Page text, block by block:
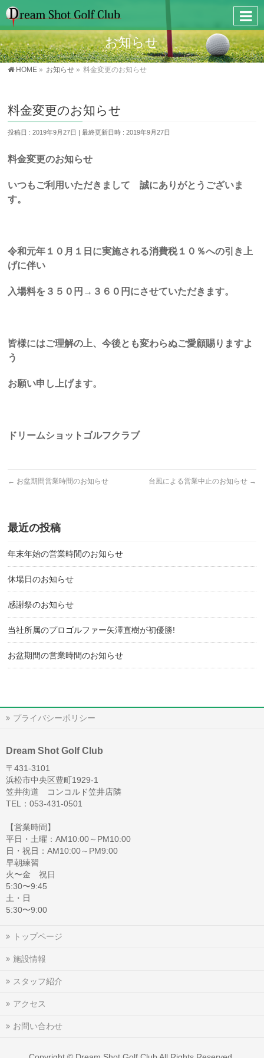
お知らせ
HOME » お知らせ » 料金変更のお知らせ
料金変更のお知らせ
投稿日 : 2019年9月27日 最終更新日時 : 2019年9月27日
料金変更のお知らせ
いつもご利用いただきまして 誠にありがとうございま
す。
令和元年１０月１日に実施される消費税１０％への引き上
げに伴い
入場料を３５０円→３６０円にさせていただきます。
皆様にはご理解の上、今後とも変わらぬご愛顧賜りますよ
う
お願い申し上げます。
ドリームショットゴルフクラブ
← お盆期間営業時間のお知らせ 台風による営業中止のお知らせ →
最近の投稿
年末年始の営業時間のお知らせ
休場日のお知らせ
感謝祭のお知らせ
当社所属のプロゴルファー矢澤直樹が初優勝!
お盆期間の営業時間のお知らせ
プライバシーポリシー
Dream Shot Golf Club
〒431-3101
浜松市中央区豊町1929-1
笠井街道 コンコルド笠井店隣
TEL：053-431-0501
【営業時間】
平日・土曜：AM10:00～PM10:00
日・祝日：AM10:00～PM9:00
早朝練習
火〜金 祝日
5:30〜9:45
土・日
5:30〜9:00
トップページ
施設情報
スタッフ紹介
アクセス
お問い合わせ